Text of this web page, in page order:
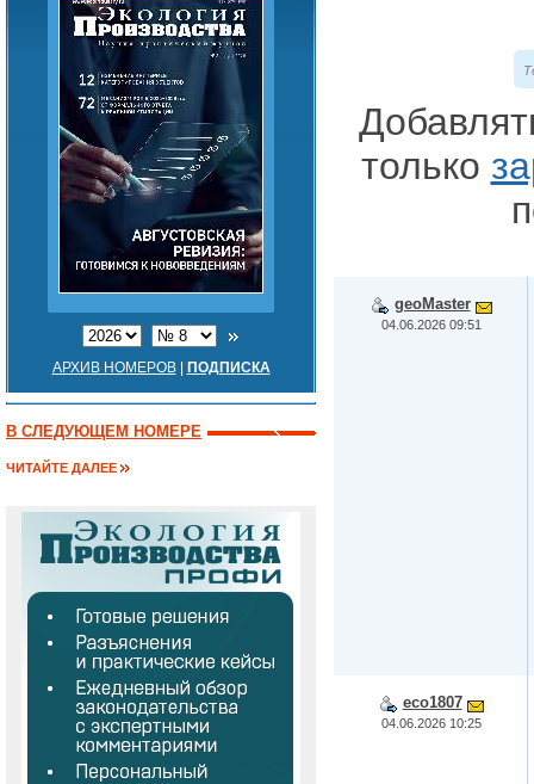
АРХИВ НОМЕРОВ| ПОДПИСКА
В СЛЕДУЮЩЕМ НОМЕРЕ
ЧИТАЙТЕ ДАЛЕЕ
только
geoMaster
04.06.2026 09:51
eco1807
04.06.2026 10:25